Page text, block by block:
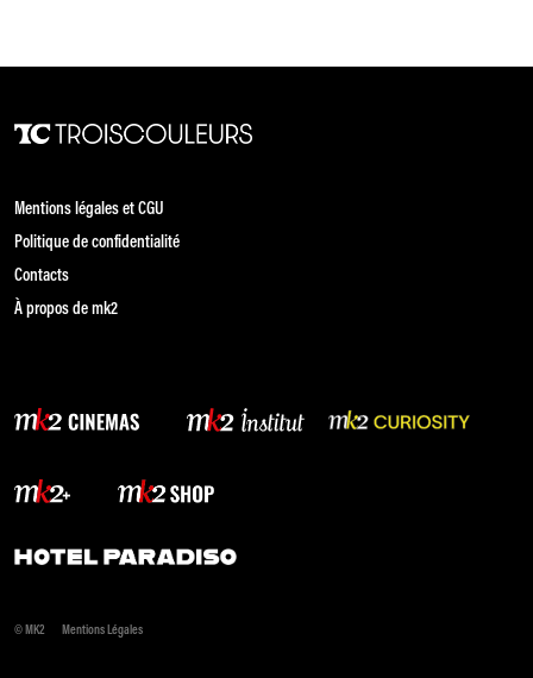
Mentions légales et CGU
Politique de confidentialité
Contacts
À propos de mk2
© MK2 Mentions Légales